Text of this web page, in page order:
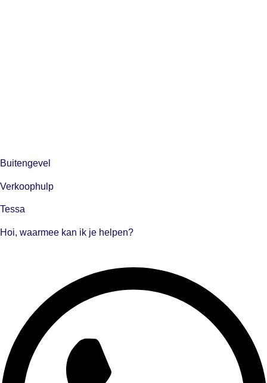
Buitengevel
Verkoophulp
Tessa
Hoi, waarmee kan ik je helpen?